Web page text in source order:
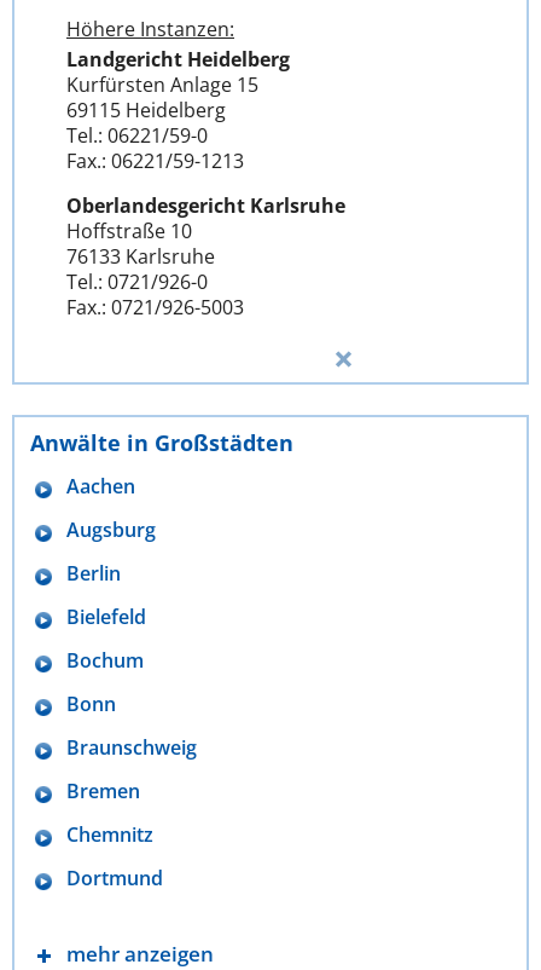
Höhere Instanzen:
Landgericht Heidelberg
Kurfürsten Anlage 15
69115 Heidelberg
Tel.: 06221/59-0
Fax.: 06221/59-1213
Oberlandesgericht Karlsruhe
Hoffstraße 10
76133 Karlsruhe
Tel.: 0721/926-0
Fax.: 0721/926-5003
Anwälte in Großstädten
Aachen
Augsburg
Berlin
Bielefeld
Bochum
Bonn
Braunschweig
Bremen
Chemnitz
Dortmund
mehr anzeigen